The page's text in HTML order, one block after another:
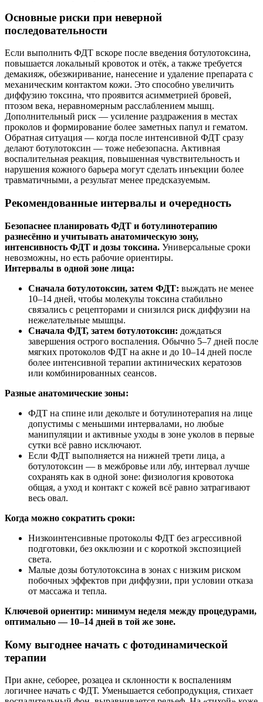
Основные риски при неверной
последовательности
Если выполнить ФДТ вскоре после введения ботулотоксина,
повышается локальный кровоток и отёк, а также требуется
демакияж, обезжиривание, нанесение и удаление препарата с
механическим контактом кожи. Это способно увеличить
диффузию токсина, что проявится асимметрией бровей,
птозом века, неравномерным расслаблением мышц.
Дополнительный риск — усиление раздражения в местах
проколов и формирование более заметных папул и гематом.
Обратная ситуация — когда после интенсивной ФДТ сразу
делают ботулотоксин — тоже небезопасна. Активная
воспалительная реакция, повышенная чувствительность и
нарушения кожного барьера могут сделать инъекции более
травматичными, а результат менее предсказуемым.
Рекомендованные интервалы и очередность
Безопаснее планировать ФДТ и ботулинотерапию
разнесённо и учитывать анатомическую зону,
интенсивность ФДТ и дозы токсина. Универсальные сроки
невозможны, но есть рабочие ориентиры.
Интервалы в одной зоне лица:
Сначала ботулотоксин, затем ФДТ: выждать не менее
10–14 дней, чтобы молекулы токсина стабильно
связались с рецепторами и снизился риск диффузии на
нежелательные мышцы.
Сначала ФДТ, затем ботулотоксин: дождаться
завершения острого воспаления. Обычно 5–7 дней после
мягких протоколов ФДТ на акне и до 10–14 дней после
более интенсивной терапии актинических кератозов
или комбинированных сеансов.
Разные анатомические зоны:
ФДТ на спине или декольте и ботулинотерапия на лице
допустимы с меньшими интервалами, но любые
манипуляции и активные уходы в зоне уколов в первые
сутки всё равно исключают.
Если ФДТ выполняется на нижней трети лица, а
ботулотоксин — в межбровье или лбу, интервал лучше
сохранять как в одной зоне: физиология кровотока
общая, а уход и контакт с кожей всё равно затрагивают
весь овал.
Когда можно сократить сроки:
Низкоинтенсивные протоколы ФДТ без агрессивной
подготовки, без окклюзии и с короткой экспозицией
света.
Малые дозы ботулотоксина в зонах с низким риском
побочных эффектов при диффузии, при условии отказа
от массажа и тепла.
Ключевой ориентир: минимум неделя между процедурами,
оптимально — 10–14 дней в той же зоне.
Кому выгоднее начать с фотодинамической
терапии
При акне, себорее, розацеа и склонности к воспалениям
логичнее начать с ФДТ. Уменьшается себопродукция, стихает